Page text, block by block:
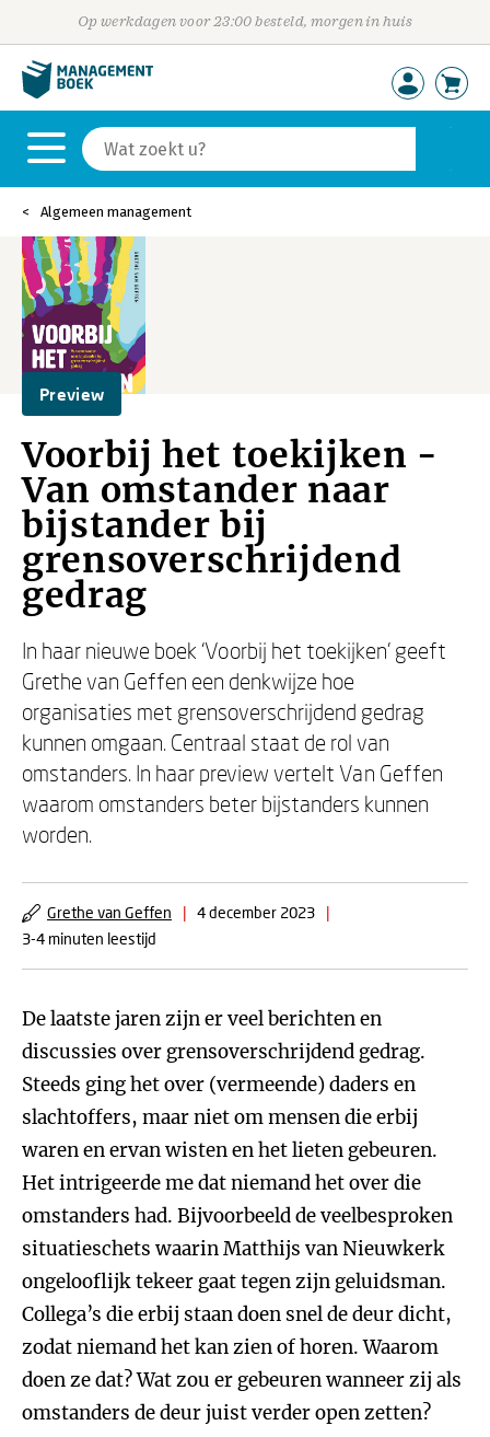
Op werkdagen voor 23:00 besteld, morgen in huis
Algemeen management
Preview
Voorbij het toekijken -
Van omstander naar
bijstander bij
grensoverschrijdend
gedrag
In haar nieuwe boek ‘Voorbij het toekijken' geeft
Grethe van Geffen een denkwijze hoe
organisaties met grensoverschrijdend gedrag
kunnen omgaan. Centraal staat de rol van
omstanders. In haar preview vertelt Van Geffen
waarom omstanders beter bijstanders kunnen
worden.
Grethe van Geffen | 4 december 2023
|
3-4 minuten leestijd
De laatste jaren zijn er veel berichten en
discussies over grensoverschrijdend gedrag.
Steeds ging het over (vermeende) daders en
slachtoffers, maar niet om mensen die erbij
waren en ervan wisten en het lieten gebeuren.
Het intrigeerde me dat niemand het over die
omstanders had. Bijvoorbeeld de veelbesproken
situatieschets waarin Matthijs van Nieuwkerk
ongelooflijk tekeer gaat tegen zijn geluidsman.
Collega’s die erbij staan doen snel de deur dicht,
zodat niemand het kan zien of horen. Waarom
doen ze dat? Wat zou er gebeuren wanneer zij als
omstanders de deur juist verder open zetten?